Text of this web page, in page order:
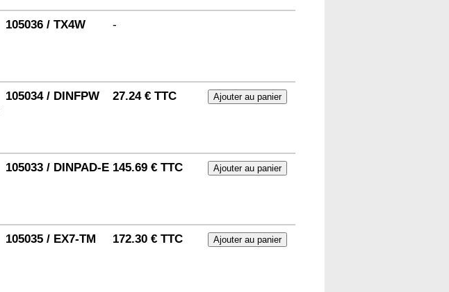
105036 / TX4W -
105034 / DINFPW 27.24 € TTC
105033 / DINPAD-E 145.69 € TTC
105035 / EX7-TM 172.30 € TTC